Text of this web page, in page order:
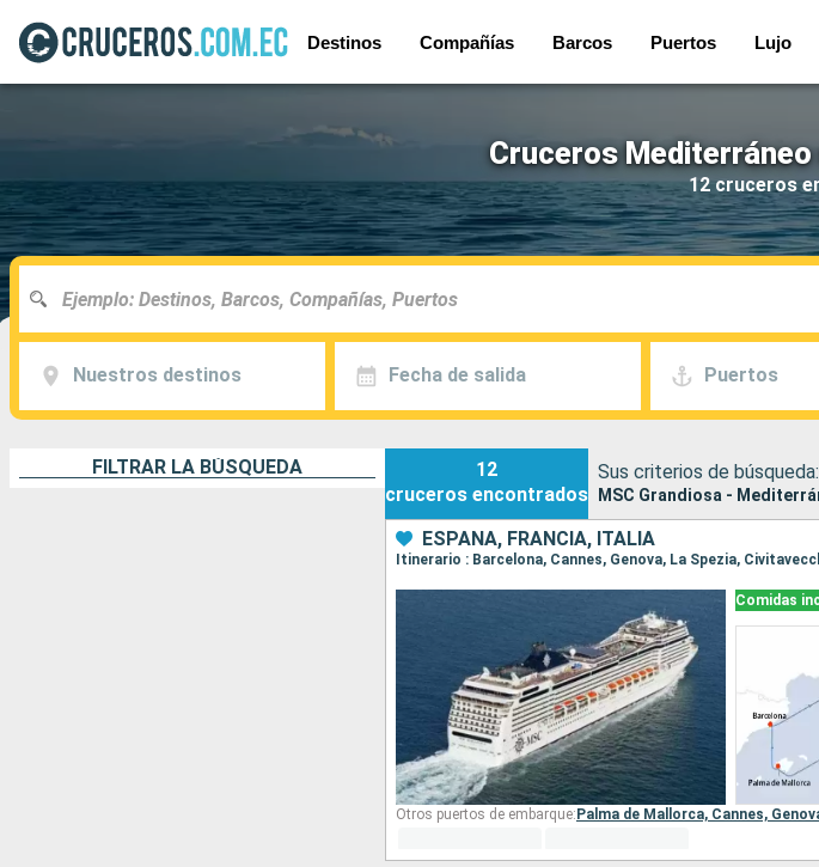
Destinos Compañías Barcos Puertos Lujo
Cruceros Mediterráneo
12 cruceros
Nuestros destinos Fecha de salida Puertos
FILTRAR LA BÚSQUEDA
12
cruceros encontrados
Sus criterios de búsqueda:
MSC Grandiosa -
ESPAÑA, FRANCIA, ITALIA
Itinerario : Barcelona, Cannes, Genova, La Spezia,
Comidas
Otros puertos de embarque: Palma de Mallorca, Cannes,